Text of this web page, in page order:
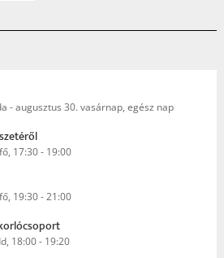
-augusztus 30. vasárnap, egész nap
17:30- 19:00
19:30-21:00
18:00- 19:20